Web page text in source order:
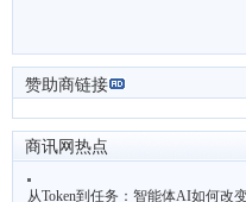
赞助商链接
商讯网热点
从Token到任务：智能体AI如何改